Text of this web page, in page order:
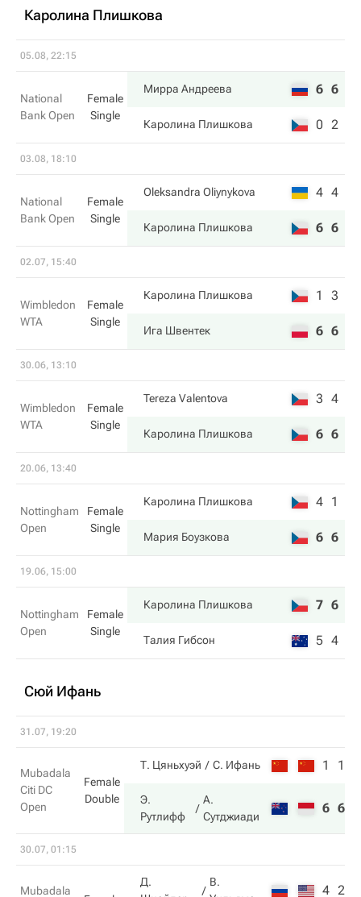
Каролина Плишкова
05.08, 22:15
National
Bank Open
Female
Single
Мирра Андреева 6 6
Каролина Плишкова 0 2
03.08, 18:10
National
Bank Open
Female
Single
Oleksandra Oliynykova 4 4
Каролина Плишкова 6 6
02.07, 15:40
Wimbledon
WTA
Female
Single
Каролина Плишкова 1 3
Ига Швентек 6 6
30.06, 13:10
Wimbledon
WTA
Female
Single
Tereza Valentova 3 4
Каролина Плишкова 6 6
20.06, 13:40
Nottingham
Open
Female
Single
Каролина Плишкова 4 1
Мария Боузкова 6 6
19.06, 15:00
Nottingham
Open
Female
Single
Каролина Плишкова 7 6
Талия Гибсон 5 4
Сюй Ифань
31.07, 19:20
Mubadala
Citi DC
Open
Female
Double
Т. Цяньхуэй С. Ифань 1 1
Э.
Рутлифф
А.
Сутджиади
6 6
30.07, 01:15
Mubadala
Д.
В.
4 2